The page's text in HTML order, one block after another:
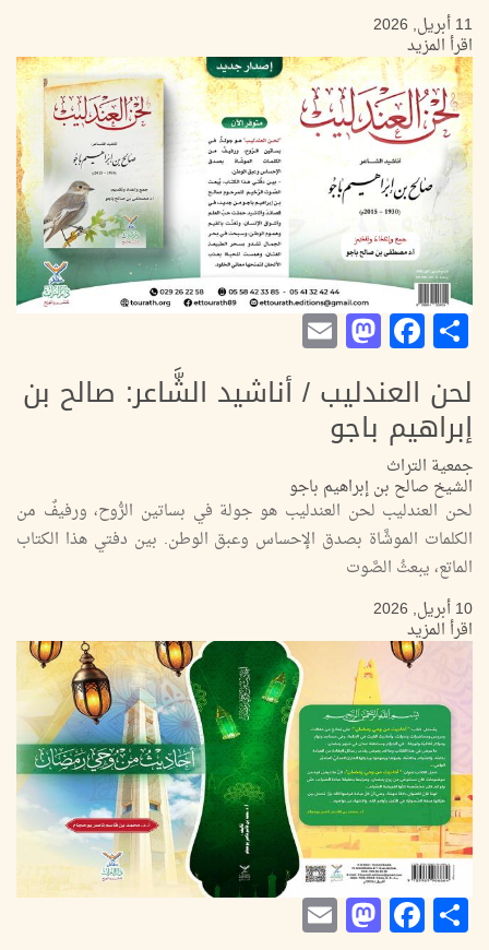
11 أبريل, 2026
اقرأ المزيد
Share
Facebook
Mastodon
لحن العندليب / أناشيد الشَّاعر: صالح بن
إبراهيم باجو
جمعية التراث
الشيخ صالح بن إبراهيم باجو
لحن العندليب لحن العندليب هو جولة في بساتين الرُّوح، ورفيفٌ من
الكلمات الموشَّاة بصدق الإحساس وعبق الوطن. بين دفتي هذا الكتاب
الماتع، يبعثُ الصَّوت
10 أبريل, 2026
اقرأ المزيد
Share
Facebook
Mastodon
Email